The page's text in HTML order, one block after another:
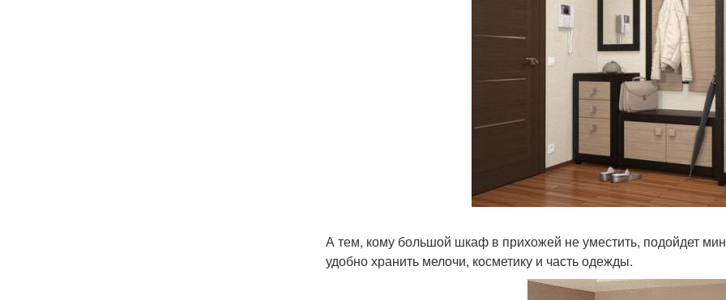
А тем, кому большой шкаф в прихожей не уместить, подойдет
удобно хранить мелочи, косметику и часть одежды.